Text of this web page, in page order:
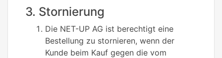
3. Stornierung
Die NET-UP AG ist berechtigt eine
Bestellung zu stornieren, wenn der
Kunde beim Kauf gegen die vom